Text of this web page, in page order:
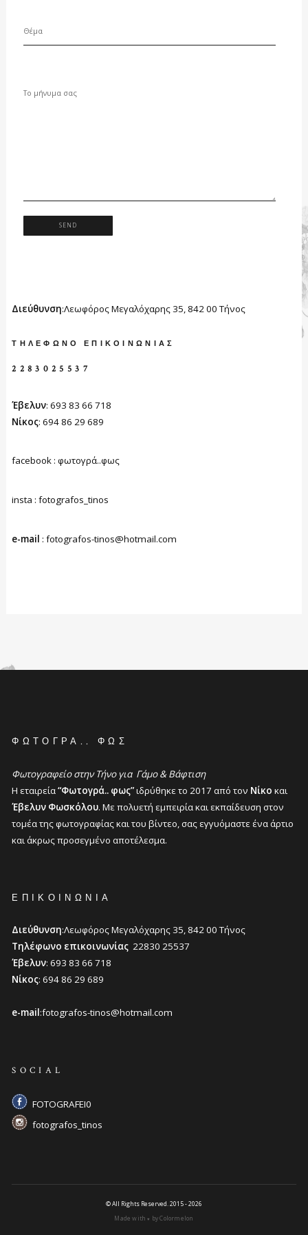
Διεύθυνση:Λεωφόρος Μεγαλόχαρης 35, 842 00 Τήνος
ΤΗΛΈΦΩΝΟ ΕΠΙΚΟΙΝΩΝΊΑΣ
2283025537
Έβελυν: 693 83 66 718
Νίκος: 694 86 29 689
facebook : φωτογρά..φως
insta : fotografos_tinos
e-mail : fotografos-tinos@hotmail.com
ΦΩΤΟΓΡΆ.. ΦΩΣ
Φωτογραφείο στην Τήνο για Γάμο & Βάφτιση
Η εταιρεία“Φωτογρά.. φως”ιδρύθηκε το 2017 από τον Νίκο και
Έβελυν Φωσκόλου. Με πολυετή εμπειρία και εκπαίδευση στον
τομέα της φωτογραφίας και του βίντεο, σας εγγυόμαστε ένα άρτιο
και άκρως προσεγμένο αποτέλεσμα.
ΕΠΙΚΟΙΝΩΝΊΑ
Διεύθυνση:Λεωφόρος Μεγαλόχαρης 35, 842 00 Τήνος
Τηλέφωνο επικοινωνίας 22830 25537
Έβελυν: 693 83 66 718
Νίκος: 694 86 29 689
e-mail:fotografos-tinos@hotmail.com
SOCIAL
FOTOGRAFEI0
fotografos_tinos
© All Rights Reserved. 2015 - 2026
Made with♥ by Colormelon